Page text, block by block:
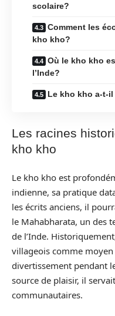
scolaire?
Comment les
kho kho?
Où le kho kho
l’Inde?
Le kho kho a-t-
Les racines
kho kho
Le kho kho est
indienne, sa pratique
les écrits anciens, il
le Mahabharata, un des
de l’Inde.
villageois comme
divertissement pendant
source de plaisir, il
communautaires.